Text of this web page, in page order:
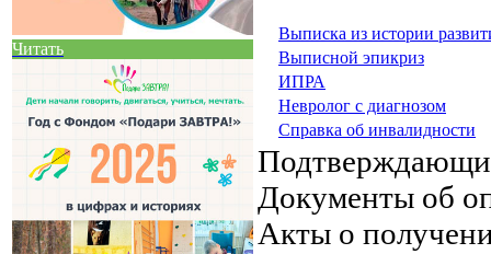
Читать
Выписка из истории
Выписной эпикриз
ИПРА
Невролог с диагнозом
Справка об инвалидности
Документы об
Акты о